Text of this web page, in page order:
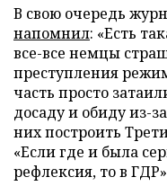
В свою очередь
напомнил: «Есть
все-все немцы
преступления
часть просто
досаду и обиду из-
них построить
«Если где и была
рефлексия, то в